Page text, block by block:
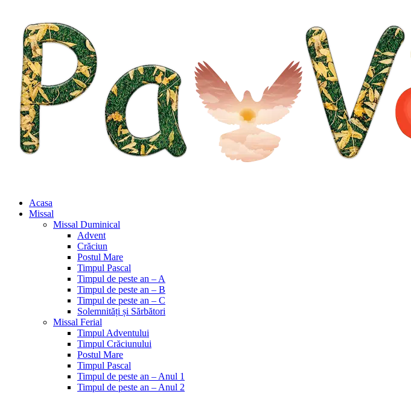
Acasa
Missal
Missal Duminical
Advent
Crăciun
Postul Mare
Timpul Pascal
Timpul de peste an – A
Timpul de peste an – B
Timpul de peste an – C
Solemnități și Sărbători
Missal Ferial
Timpul Adventului
Timpul Crăciunului
Postul Mare
Timpul Pascal
Timpul de peste an – Anul 1
Timpul de peste an – Anul 2